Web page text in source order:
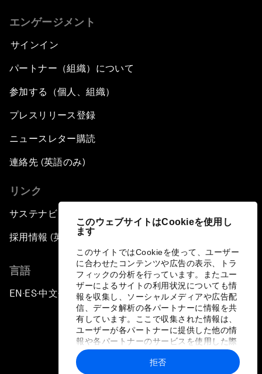
このウェブサイトはCookieを使用し
ます
このサイトではCookieを使って、ユーザー
に合わせたコンテンツや広告の表示、トラ
フィックの分析を行っています。またユー
ザーによるサイトの利用状況についても情
報を収集し、ソーシャルメディアや広告配
信、データ解析の各パートナーに情報を共
有しています。ここで収集された情報は、
ユーザーが各パートナーに提供した他の情
報や各パートナーのサービスを使用した際
に収集された情報と組み合わされ、各パー
トナーによって使用されることがありま
拒否
エンゲージメント
サインイン
パートナー（組織）について
参加する（個人、組織）
プレスリリース登録
ニュースレター購読
連絡先 (英語のみ)
リンク
サステナビリティへの取り組み
採用情報 (英語のみ)
言語
EN ▪ES▪中文▪ 日本語